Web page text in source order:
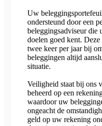
Uw
ondersteund door een
beleggingsadviseur die
doelen goed kent.
twee keer per jaar bij
beleggingen altijd
situatie.
Veiligheid staat bij ons
beheerd op een
waardoor uw
ongeacht de
geld op uw rekening